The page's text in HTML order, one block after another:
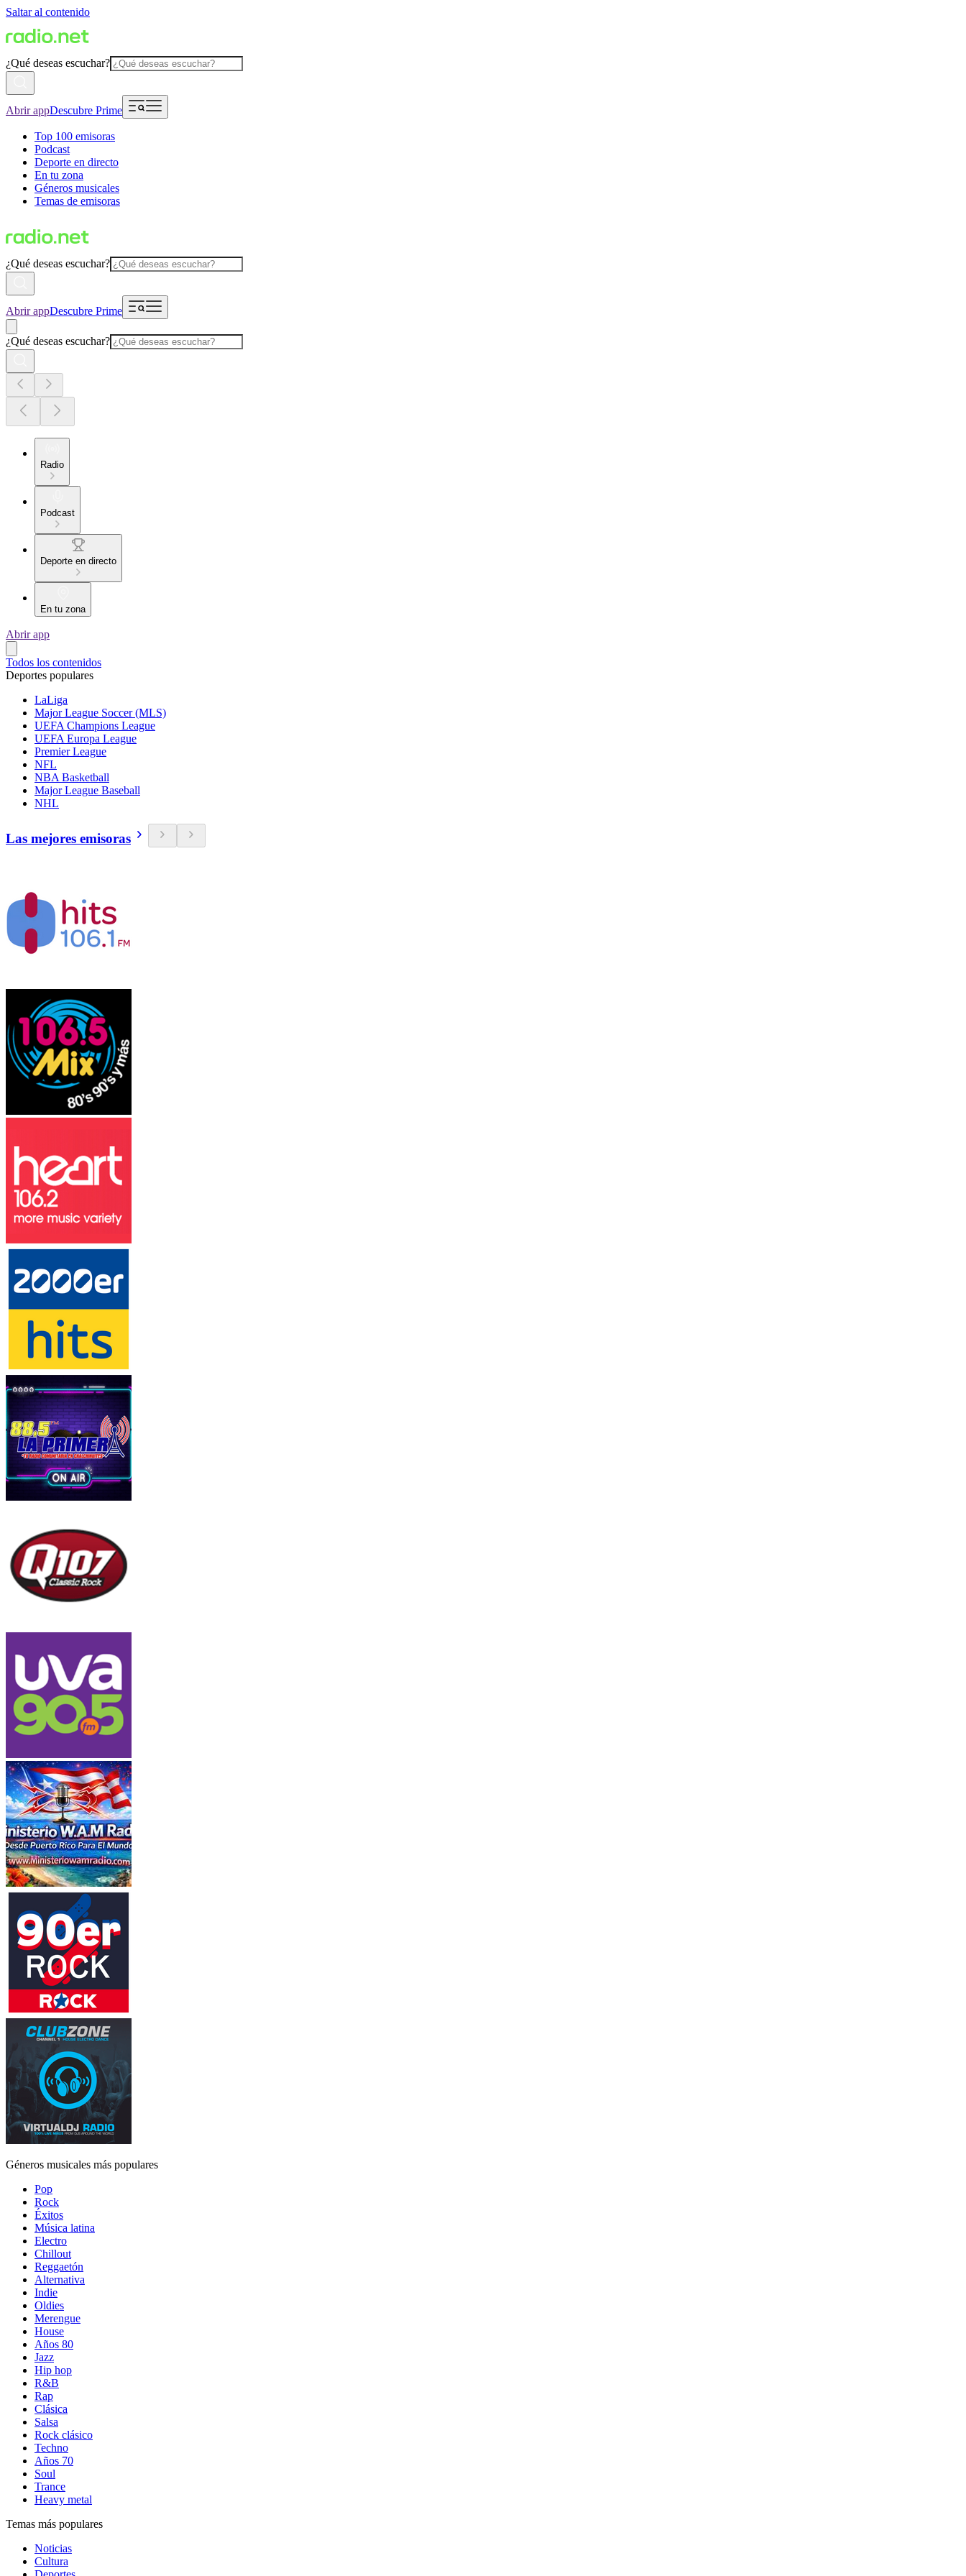
Saltar al contenido
¿Qué deseas escuchar?
Abrir appDescubre Prime
Top 100 emisoras
Podcast
Deporte en directo
En tu zona
Géneros musicales
Temas de emisoras
¿Qué deseas escuchar?
Abrir appDescubre Prime
¿Qué deseas escuchar?
Radio
Podcast
Deporte en directo
En tu zona
Abrir app
Todos los contenidos
Deportes populares
LaLiga
Major League Soccer (MLS)
UEFA Champions League
UEFA Europa League
Premier League
NFL
NBA Basketball
Major League Baseball
NHL
Las mejores emisoras
Géneros musicales más populares
Pop
Rock
Éxitos
Música latina
Electro
Chillout
Reggaetón
Alternativa
Indie
Oldies
Merengue
House
Años 80
Jazz
Hip hop
R&B
Rap
Clásica
Salsa
Rock clásico
Techno
Años 70
Soul
Trance
Heavy metal
Temas más populares
Noticias
Cultura